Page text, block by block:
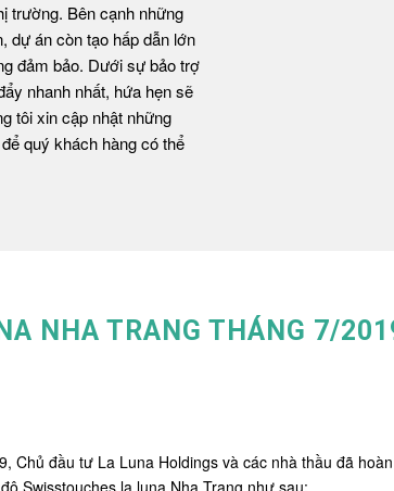
trường. Bên cạnh những
dự án còn tạo hấp dẫn lớn
đảm bảo. Dưới sự bảo trợ
nhanh nhất, hứa hẹn sẽ
tôi xin cập nhật những
quý khách hàng có thể
NHA TRANG THÁNG 7/
đầu tư La Luna Holdings và các nhà thầu đã